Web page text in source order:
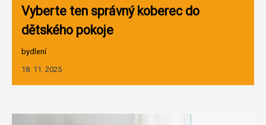
Vyberte ten správný koberec do
dětského pokoje
bydlení
18. 11. 2025